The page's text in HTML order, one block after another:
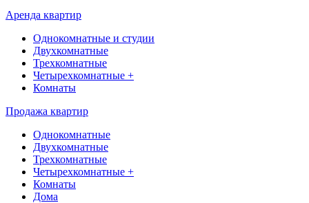
Аренда квартир
Однокомнатные и студии
Двухкомнатные
Трехкомнатные
Четырехкомнатные +
Комнаты
Продажа квартир
Однокомнатные
Двухкомнатные
Трехкомнатные
Четырехкомнатные +
Комнаты
Дома